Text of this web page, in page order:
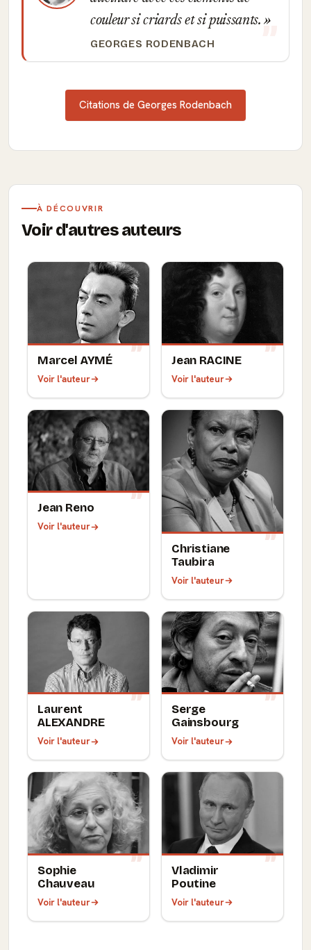
couleur si criards et si puissants.
GEORGES RODENBACH
Citations de Georges Rodenbach
À DÉCOUVRIR
Voir d'autres auteurs
Marcel AYMÉ
Voir l'auteur
Jean RACINE
Voir l'auteur
Jean Reno
Voir l'auteur
Christiane
Taubira
Voir l'auteur
Laurent
ALEXANDRE
Voir l'auteur
Serge
Gainsbourg
Voir l'auteur
Sophie
Chauveau
Voir l'auteur
Vladimir
Poutine
Voir l'auteur